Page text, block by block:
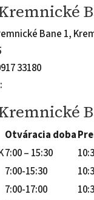
Bane 1,
33180
Otváracia doba
7:00 – 15:30
7:00-15:30
7:00-17:00